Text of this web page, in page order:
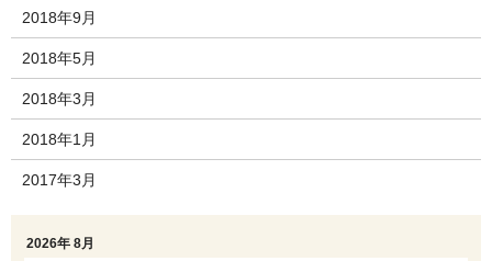
2018年9月
2018年5月
2018年3月
2018年1月
2017年3月
2026年 8月